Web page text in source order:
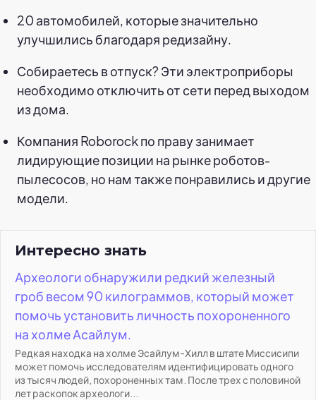
20 автомобилей, которые значительно
улучшились благодаря редизайну.
Собираетесь в отпуск? Эти электроприборы
необходимо отключить от сети перед выходом
из дома.
Компания Roborock по праву занимает
лидирующие позиции на рынке роботов-
пылесосов, но нам также понравились и другие
модели.
Интересно знать
Археологи обнаружили редкий железный
гроб весом 90 килограммов, который может
помочь установить личность похороненного
на холме Асайлум.
Редкая находка на холме Эсайлум-Хилл в штате Миссисипи
может помочь исследователям идентифицировать одного
из тысяч людей, похороненных там. После трех с половиной
лет раскопок археологи...